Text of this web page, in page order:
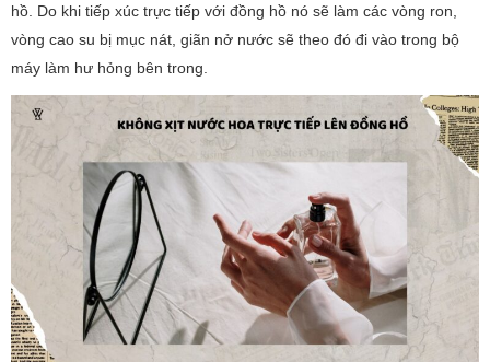
hồ. Do khi tiếp xúc trực tiếp với đồng hồ nó sẽ làm các vòng ron,
vòng cao su bị mục nát, giãn nở nước sẽ theo đó đi vào trong bộ
máy làm hư hỏng bên trong.